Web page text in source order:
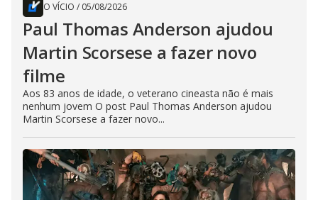
O VÍCIO / 05/08/2026
Paul Thomas Anderson ajudou
Martin Scorsese a fazer novo
filme
Aos 83 anos de idade, o veterano cineasta não é mais
nenhum jovem O post Paul Thomas Anderson ajudou
Martin Scorsese a fazer novo...